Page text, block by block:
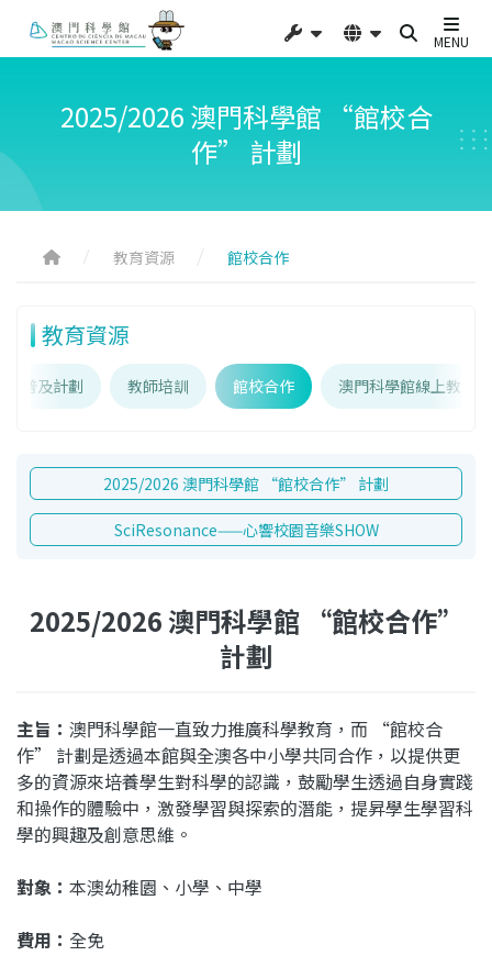
MENU
2025/2026 澳門科學館 “館校合
作” 計劃
教育資源 館校合作
教育資源
育普及計劃 教師培訓 館校合作 澳門科學館線上教育
2025/2026 澳門科學館 “館校合作” 計劃
SciResonance——心響校園音樂SHOW
2025/2026 澳門科學館 “館校合作”
計劃
主旨： 澳門科學館一直致力推廣科學教育，而 “館校合
作” 計劃是透過本館與全澳各中小學共同合作，以提供更
多的資源來培養學生對科學的認識，鼓勵學生透過自身實踐
和操作的體驗中，激發學習與探索的潛能，提昇學生學習科
學的興趣及創意思維。
對象： 本澳幼稚園、小學、中學
費用： 全免